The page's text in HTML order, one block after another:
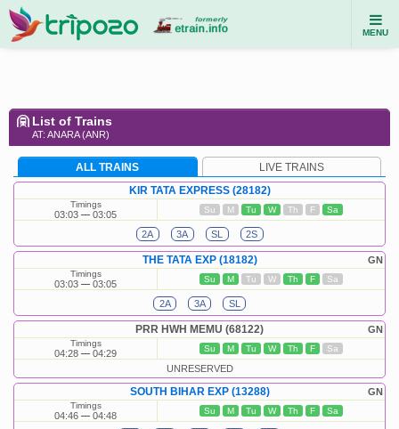
MENU
List of Trains
AT: ANARA (ANR)
ALL TRAINS
LIVE TRAINS
KIR TATA EXPRESS (28182)
Timings
03:03 03:05 Su M Tu W Th F Sa
2A 3A SL 2S
GN
THE TATA EXP (18182)
Timings
03:03 03:05 Su M Tu W Th F Sa
2A 3A SL
GN
PRR HWH MEMU (68122)
Timings
04:28 04:29 Su M Tu W Th F Sa
UNRESERVED
GN
SOUTH BIHAR EXP (13288)
Timings
04:46 04:48 Su M Tu W Th F Sa